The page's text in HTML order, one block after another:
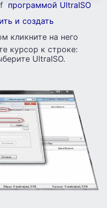
программой UltraISO
и создать
кликните на него
курсор к строке:
UltraISO.